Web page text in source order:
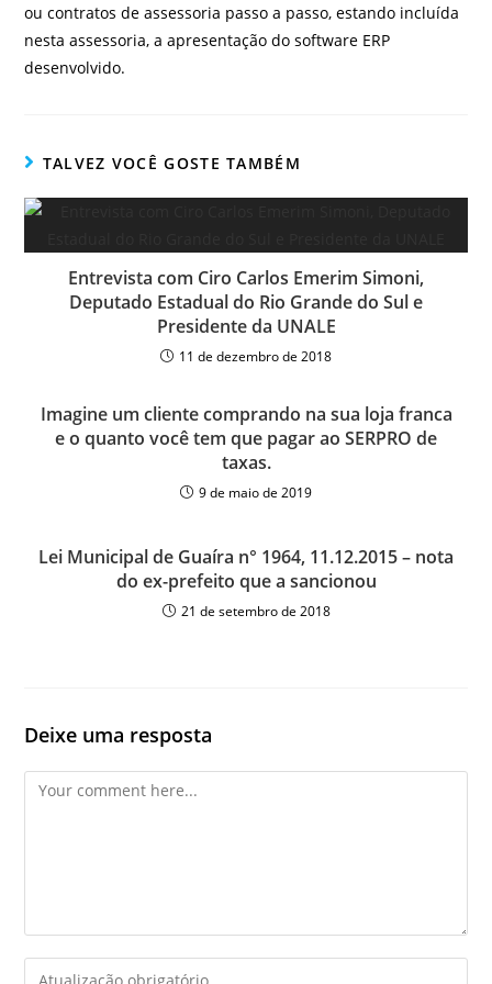
ou contratos de assessoria passo a passo, estando incluída
nesta assessoria, a apresentação do software ERP
desenvolvido.
TALVEZ VOCÊ GOSTE TAMBÉM
Entrevista com Ciro Carlos Emerim Simoni,
Deputado Estadual do Rio Grande do Sul e
Presidente da UNALE
11 de dezembro de 2018
Imagine um cliente comprando na sua loja franca
e o quanto você tem que pagar ao SERPRO de
taxas.
9 de maio de 2019
Lei Municipal de Guaíra n° 1964, 11.12.2015 – nota
do ex-prefeito que a sancionou
21 de setembro de 2018
Deixe uma resposta
Comment
Enter